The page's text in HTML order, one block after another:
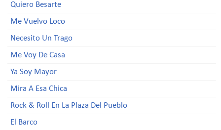
Quiero Besarte
Me Vuelvo Loco
Necesito Un Trago
Me Voy De Casa
Ya Soy Mayor
Mira A Esa Chica
Rock & Roll En La Plaza Del Pueblo
El Barco